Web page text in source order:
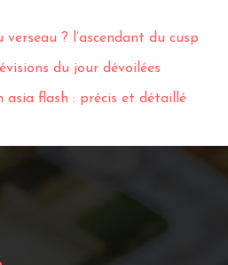
? l’ascendant du cusp
du jour dévoilées
asia flash : précis et détaillé